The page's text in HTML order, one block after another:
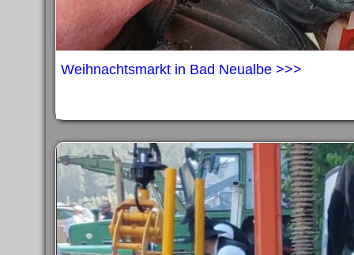
Weihnachtsmarkt in Bad Neualbe >>>